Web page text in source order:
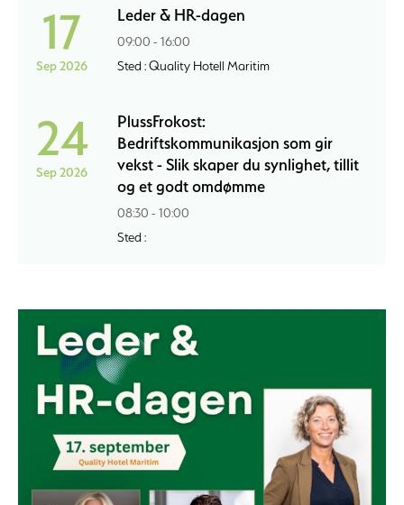
17
Sep 2026
Leder & HR-dagen
09:00 - 16:00
Sted : Quality Hotell Maritim
24
Sep 2026
PlussFrokost:
Bedriftskommunikasjon som gir
vekst - Slik skaper du synlighet, tillit
og et godt omdømme
08:30 - 10:00
Sted :